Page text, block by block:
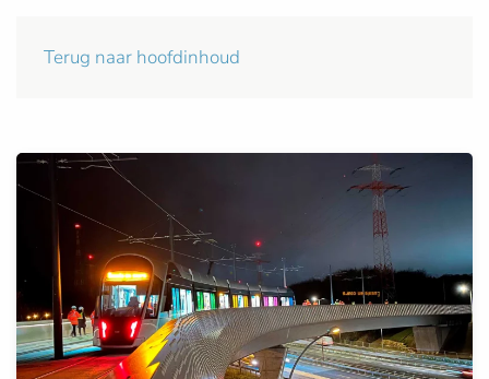
Terug naar hoofdinhoud